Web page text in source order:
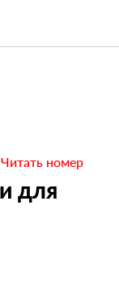
Читать номер
для